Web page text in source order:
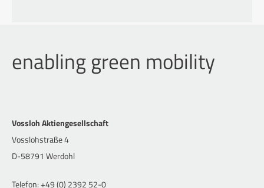
enabling green mobility
Vossloh Aktiengesellschaft
Vosslohstraße 4
D-58791 Werdohl
Telefon: +49 (0) 2392 52-0